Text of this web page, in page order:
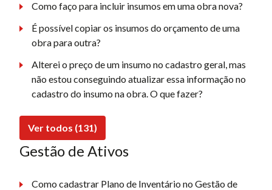
Como faço para incluir insumos em uma obra nova?
É possível copiar os insumos do orçamento de uma
obra para outra?
Alterei o preço de um insumo no cadastro geral, mas
não estou conseguindo atualizar essa informação no
cadastro do insumo na obra. O que fazer?
Ver todos (131)
Gestão de Ativos
Como cadastrar Plano de Inventário no Gestão de